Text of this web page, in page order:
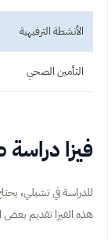
الأنشطة الترفيهية
التأمين الصحي
فيزا
للدراسة في تشيلي،
هذه الفيزا تقديم بعض